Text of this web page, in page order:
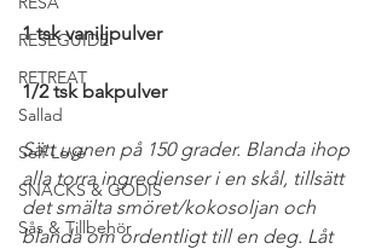
RESEGUIDE
RETREAT
Sallad
Self Love
SNACKS & GODIS
Sås & Tillbehör
1 tsk vaniljpulver
1/2 tsk bakpulver
Sätt ugnen på 150 grader. Blanda ihop
alla torra ingredienser i en skål, tillsätt
det smälta smöret/kokosoljan och
blanda om ordentligt till en deg. Låt